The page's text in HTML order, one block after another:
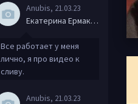
Anubis, 21.03.23
Екатерина Ермакова
Все работает у меня
лично, я про видео к
сливу.
Anubis, 21.03.23